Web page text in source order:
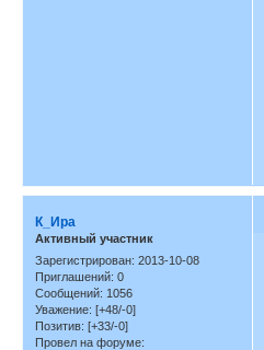
К_Ира
Активный участник
Зарегистрирован: 2013-10-08
Приглашений: 0
Сообщений: 1056
Уважение: [+48/-0]
Позитив: [+33/-0]
Провел на форуме: